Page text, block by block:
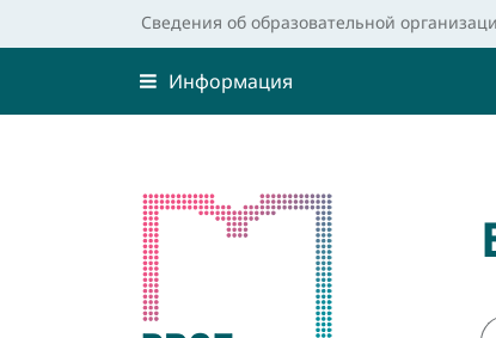
Сведения об образовательной
Информация